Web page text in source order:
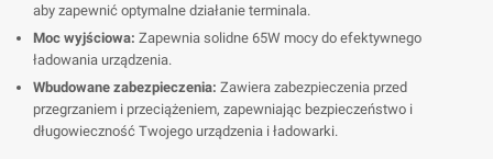
aby zapewnić optymalne działanie terminala.
Moc wyjściowa: Zapewnia solidne 65W mocy do efektywnego
ładowania urządzenia.
Wbudowane zabezpieczenia: Zawiera zabezpieczenia przed
przegrzaniem i przeciążeniem, zapewniając bezpieczeństwo i
długowieczność Twojego urządzenia i ładowarki.